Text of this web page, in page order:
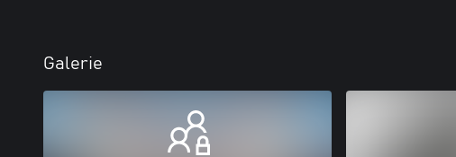
Galerie